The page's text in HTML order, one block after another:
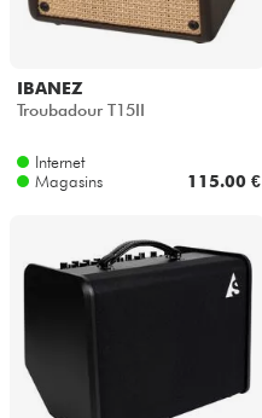
IBANEZ
Troubadour T15II
Internet
Magasins
115.00 €